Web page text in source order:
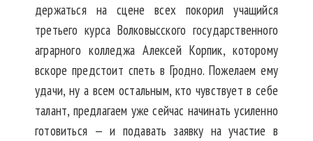
держаться на сцене всех покорил учащийся
третьего курса Волковысского государственного
аграрного колледжа Алексей Корпик, которому
вскоре предстоит спеть в Гродно. Пожелаем ему
удачи, ну а всем остальным, кто чувствует в себе
талант, предлагаем уже сейчас начинать усиленно
готовиться — и подавать заявку на участие в